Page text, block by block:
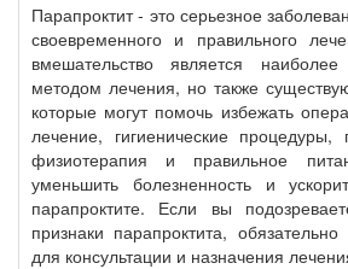
Парапроктит - это серьезное
своевременного и правильного
вмешательство является наиболее
методом лечения, но также
которые могут помочь избежать
лечение, гигиенические процедуры,
физиотерапия и правильное
уменьшить болезненность и
парапроктите. Если вы
признаки парапроктита,
для консультации и назначения